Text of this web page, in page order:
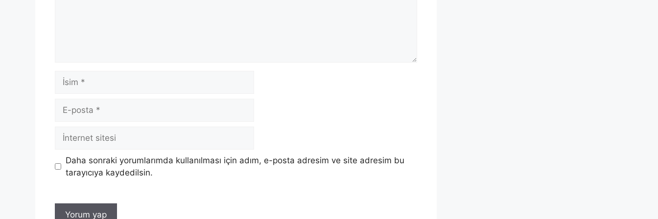
İsim
posta
İnternet
sitesi
Daha sonraki yorumlarımda kullanılması için adım, e-posta adresim ve site adresim bu
tarayıcıya kaydedilsin.